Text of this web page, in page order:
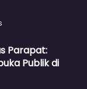
Parapat:
Publik di